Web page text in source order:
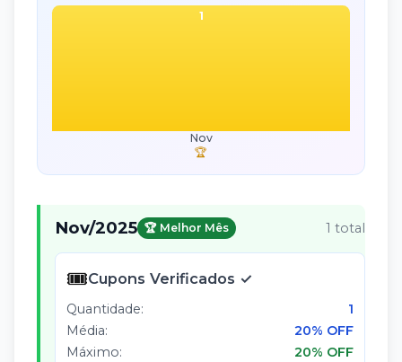
1
Nov
🏆
Nov/2025 🏆 Melhor Mês 1 total
🎟️Cupons Verificados ✓
Quantidade:
1
Média:
20% OFF
Máximo:
20% OFF